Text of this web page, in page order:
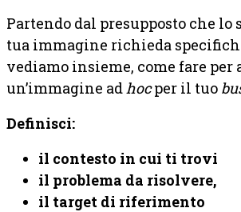
Partendo dal presupposto che
tua immagine richieda
vediamo insieme, come fare per
un’immagine ad hocper il tuo
Definisci:
il contesto in cui ti trovi
il problema da risolvere,
il target di riferimento